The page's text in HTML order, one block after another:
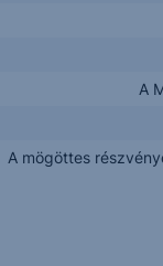
A
A mögöttes